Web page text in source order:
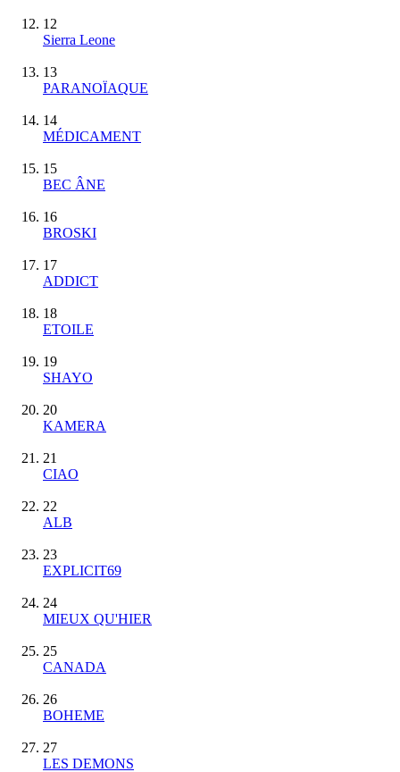
12
Sierra Leone
13
PARANOÏAQUE
14
MÉDICAMENT
15
BEC ÂNE
16
BROSKI
17
ADDICT
18
ETOILE
19
SHAYO
20
KAMERA
21
CIAO
22
ALB
23
EXPLICIT69
24
MIEUX QU'HIER
25
CANADA
26
BOHEME
27
LES DEMONS